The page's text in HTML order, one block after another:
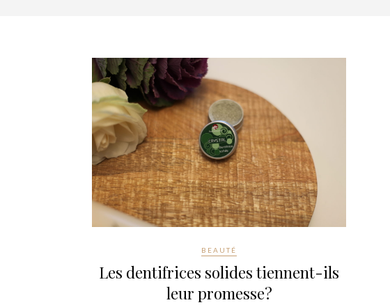
BEAUTÉ
Les dentifrices solides tiennent-ils
leur promesse?